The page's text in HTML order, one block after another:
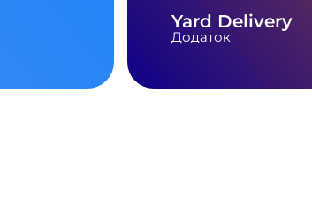
Yard Delivery
Додаток